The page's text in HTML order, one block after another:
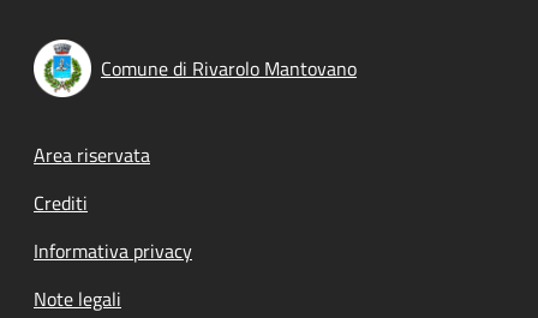
Comune di Rivarolo Mantovano
Footer menu
Area riservata
Crediti
Informativa privacy
Note legali